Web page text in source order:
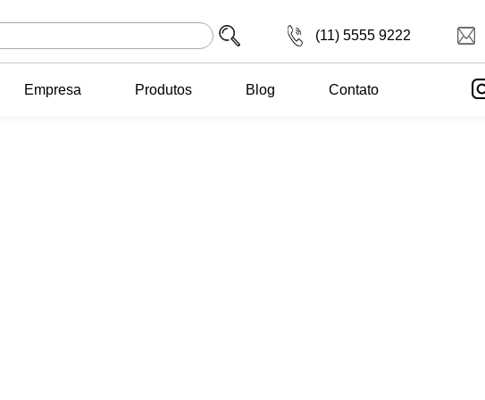
(11) 5555 9222
Empresa Produtos Blog Contato